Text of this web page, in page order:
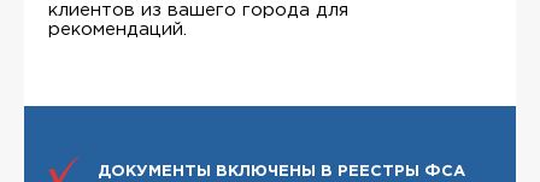
клиентов из вашего города для
рекомендаций.
ДОКУМЕНТЫ ВКЛЮЧЕНЫ В РЕЕСТРЫ ФСА